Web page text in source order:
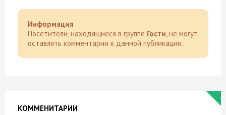
Информация
Посетители, находящиеся в группе Гости, не могут
оставлять комментарии к данной публикации.
КОММЕНИТАРИИ